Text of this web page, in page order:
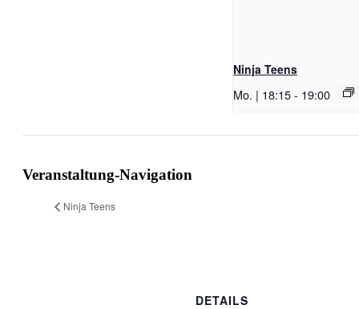
Ninja Teens
Mo. | 18:15- 19:00
Veranstaltung-Navigation
Ninja Teens
DETAILS